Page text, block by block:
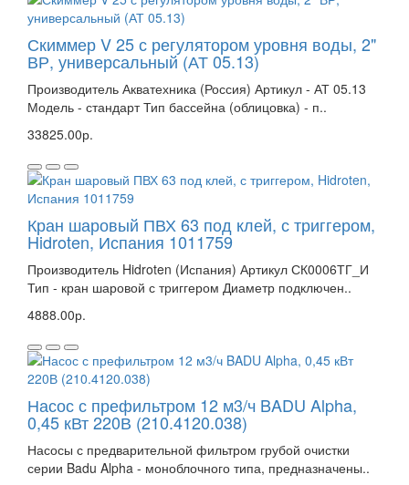
Скиммер V 25 с регулятором уровня воды, 2"
ВР, универсальный (АТ 05.13)
Производитель Акватехника (Россия) Артикул - АТ 05.13
Модель - стандарт Тип бассейна (облицовка) - п..
33825.00р.
Кран шаровый ПВХ 63 под клей, с триггером,
Hidroten, Испания 1011759
Производитель Hidroten (Испания) Артикул СК0006ТГ_И
Тип - кран шаровой с триггером Диаметр подключен..
4888.00р.
Насос с префильтром 12 м3/ч BADU Alpha,
0,45 кВт 220В (210.4120.038)
Насосы с предварительной фильтром грубой очистки
серии Badu Alpha - моноблочного типа, предназначены..